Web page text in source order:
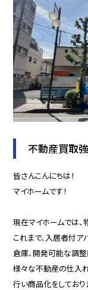
不動産買取強
皆さんこんにちは！
マイホームです！
現在マイホームでは、
これまで、入居者付ア
倉庫、開発可能な調
様々な不動産の仕入
行い商品化をしており